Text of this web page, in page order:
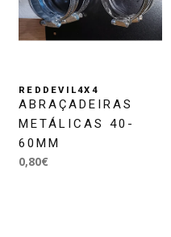
REDDEVIL4X4
ABRAÇADEIRAS
METÁLICAS 40-
60MM
0,80€